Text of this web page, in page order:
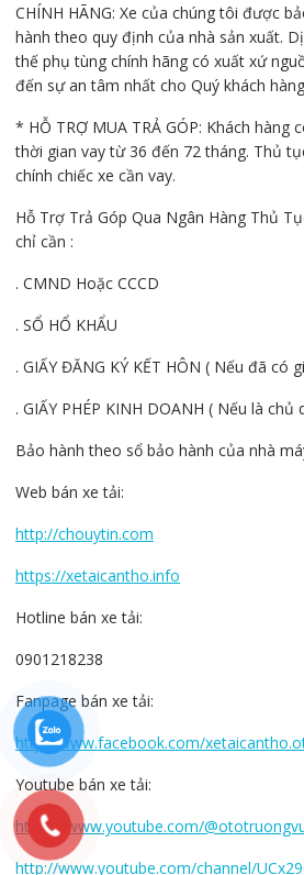
CHÍNH HÃNG: Xe của chúng tôi được
hành theo quy định của nhà sản xuất.
thế phụ tùng chính hãng có xuất xứ
đến sự an tâm nhất cho Quý khách
* HỖ TRỢ MUA TRẢ GÓP: Khách hàng
thời gian vay từ 36 đến 72 tháng. Thủ
chính chiếc xe cần vay.
Hỗ Trợ Trả Góp Qua Ngân Hàng Thủ
chỉ cần :
. CMND Hoặc CCCD
. SỔ HỔ KHẨU
. GIẤY ĐĂNG KÝ KẾT HÔN ( Nếu đã có
. GIẤY PHÉP KINH DOANH ( Nếu là chủ
Bảo hành theo sổ bảo hành của nhà
Web bán xe tải:
http://chouytin.com
https://xetaicantho.info
Hotline bán xe tải:
0901218238
Fanpage bán xe tải:
http://www.facebook.com/
Youtube bán xe tải:
https://www.youtube.com/
http://www.youtube.com/channel/